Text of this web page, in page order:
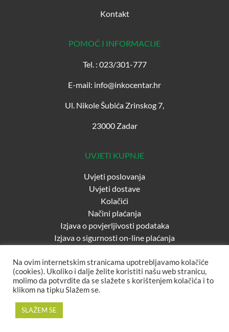
Na ovim internetskim stranicama upotrebljavamo kolačiće
(cookies). Ukoliko i dalje želite koristiti našu web stranicu,
molimo da potvrdite da se slažete s korištenjem kolačića i to
klikom na tipku Slažem se.
SLAŽEM SE
Kontakt
POMOĆ I INFORMACIJE
Tel. : 023/301-777
E-mail: info@inkocentar.hr
Ul. Nikole Šubića Zrinskog 7,
23000 Zadar
UVJETI KUPNJE
Uvjeti poslovanja
Uvjeti dostave
Kolačići
Načini plaćanja
Izjava o povjerljivosti podataka
Izjava o sigurnosti on-line plaćanja
Design & development by